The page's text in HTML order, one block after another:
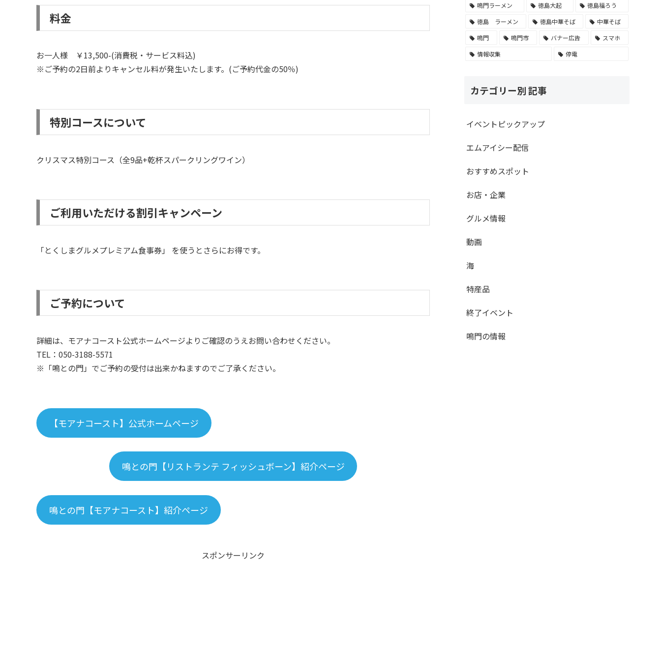
料金
お一人様 ￥13,500-(消費税・サービス料込)
※ご予約の2日前よりキャンセル料が発生いたします。(ご予約代金の50％)
特別コースについて
クリスマス特別コース（全9品+乾杯スパークリングワイン）
ご利用いただける割引キャンペーン
「とくしまグルメプレミアム食事券」 を使うとさらにお得です。
ご予約について
詳細は、モアナコースト公式ホームページよりご確認のうえお問い合わせください。
TEL：050-3188-5571
※「鳴との門」でご予約の受付は出来かねますのでご了承ください。
【モアナコースト】公式ホームページ
鳴との門【リストランテ フィッシュボーン】紹介ページ
鳴との門【モアナコースト】紹介ページ
スポンサーリンク
鳴門ラーメン 徳島大起
徳島福ろう
徳島 ラーメン
徳島中華そば
中華そば
鳴門
鳴門市 バナー広告
スマホ
情報収集
停電
カテゴリー別 記事
イベントピックアップ
エムアイシー配信
おすすめスポット
お店・企業
グルメ情報
動画
海
特産品
終了イベント
鳴門の情報